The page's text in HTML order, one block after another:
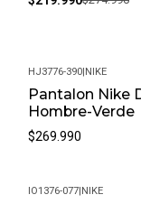
HJ3776-390|NIKE
Pantalon Nike
Hombre-Verde
$269.990
IO1376-077|NIKE